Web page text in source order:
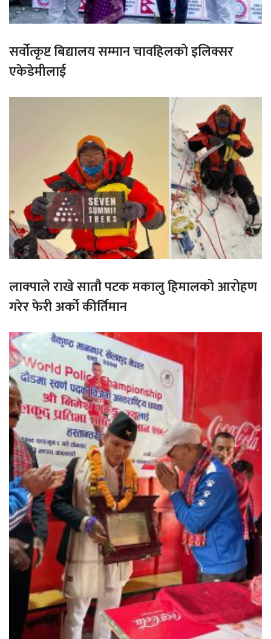
सर्वोत्कृष्ट बिद्यालय सम्मान चावहिलको इलिक्सर
एकेडेमीलाई
लाक्पाले राखे सातौ पटक मकालु हिमालको आरोहण
गरेर फेरी अर्को कीर्तिमान